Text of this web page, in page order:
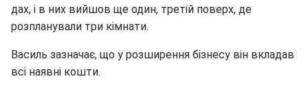
дах, і в них вийшов ще один, третій поверх, де
розпланували три кімнати.
Василь зазначає, що у розширення бізнесу він вкладав
всі наявні кошти.